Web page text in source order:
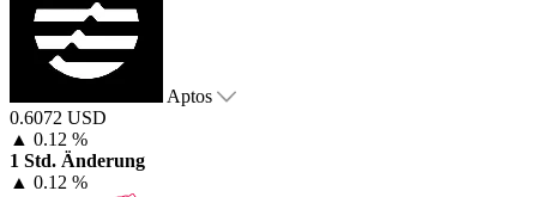
Aptos
0.6072 USD
▲ 0.12 %
1 Std. Änderung
▲ 0.12 %